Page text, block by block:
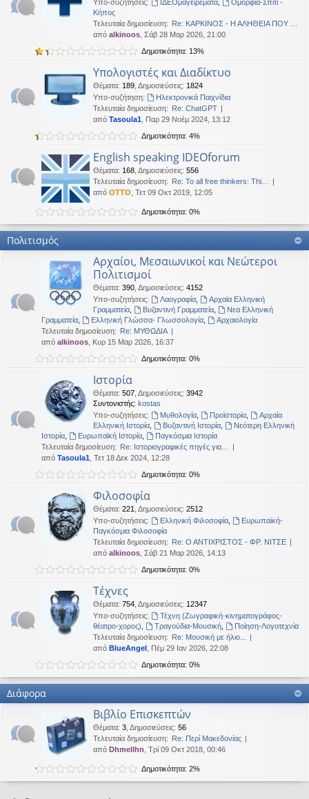
Υπο-συζητήσεις:
ΙΔΕΟμαγειρέματα,
Ομορφιά-Σπίτι -
Κήπος
Τελευταία δημοσίευση: Re: ΚΑΡΚΙΝΟΣ - Η ΑΛΗΘΕΙΑ ΠΟΥ …
από alkinoos , Σάβ 28 Μαρ 2026, 21:00
Δημοτικότητα: 13%
Υπολογιστές και Διαδίκτυο
Θέματα: 189 Δημοσιεύσεις: 1824
Υπο-συζήτηση:
Ηλεκτρονικά Παιχνίδια
Τελευταία δημοσίευση: Re: ChatGPT
από Tasoula1 , Παρ 29 Νοέμ 2024, 13:12
Δημοτικότητα: 4%
English speaking IDEOforum
Θέματα: 168 Δημοσιεύσεις: 556
Τελευταία δημοσίευση: Re: To all free thinkers: Thi…
από OTTO , Τετ 09 Οκτ 2019, 12:05
Δημοτικότητα: 0%
Πολιτισμός
Αρχαίοι, Μεσαιωνικοί και Νεώτεροι
Πολιτισμοί
Θέματα: 390 Δημοσιεύσεις: 4152
Υπο-συζητήσεις:
Λαογραφία,
Αρχαία Ελληνική
Γραμματεία
Βυζαντινή Γραμματεία,
Νεα Ελληνική
Γραμματεία
Ελληνική Γλώσσα- Γλωσσολογία,
Αρχαιολογία
Τελευταία δημοσίευση: Re: ΜΥΘΩΔΙΑ
από alkinoos , Κυρ 15 Μαρ 2026, 16:37
Δημοτικότητα: 0%
Ιστορία
Θέματα: 507 Δημοσιεύσεις: 3942
Συντονιστής: kostas
Υπο-συζητήσεις:
Μυθολογία, Προϊστορία,
Αρχαία
Ελληνική Ιστορία
Βυζαντινή Ιστορία,
Νεότερη Ελληνική
Ιστορία
Ευρωπαϊκή Ιστορία,
Παγκόσμια Ιστορία
Τελευταία δημοσίευση: Re: Ιστοριογραφικές πηγές για…
από Tasoula1 , Τετ 18 Δεκ 2024, 12:28
Δημοτικότητα: 0%
Φιλοσοφία
Θέματα: 221 Δημοσιεύσεις: 2512
Υπο-συζητήσεις:
Ελληνική Φιλοσοφία,
Ευρωπαϊκή-
Παγκόσμια Φιλοσοφία
Τελευταία δημοσίευση: Re: Ο ΑΝΤΙΧΡΙΣΤΟΣ - ΦΡ. ΝΙΤΣΕ
από alkinoos , Σάβ 21 Μαρ 2026, 14:13
Δημοτικότητα: 0%
Τέχνες
Θέματα: 754 Δημοσιεύσεις: 12347
Υπο-συζητήσεις:
Τέχνη (Ζωγραφική-κινηματογράφος-
θέατρο-χορος)
Τραγούδια-Μουσική,
Ποίηση-Λογοτεχνία
Τελευταία δημοσίευση: Re: Μουσική με ήλιο...
από BlueAngel , Πέμ 29 Ιαν 2026, 22:08
Δημοτικότητα: 0%
Διάφορα
Βιβλίο Επισκεπτών
Θέματα: 3 Δημοσιεύσεις: 56
Τελευταία δημοσίευση: Re: Περί Μακεδονίας
από Dhmellhn , Τρί 09 Οκτ 2018, 00:46
Δημοτικότητα: 2%